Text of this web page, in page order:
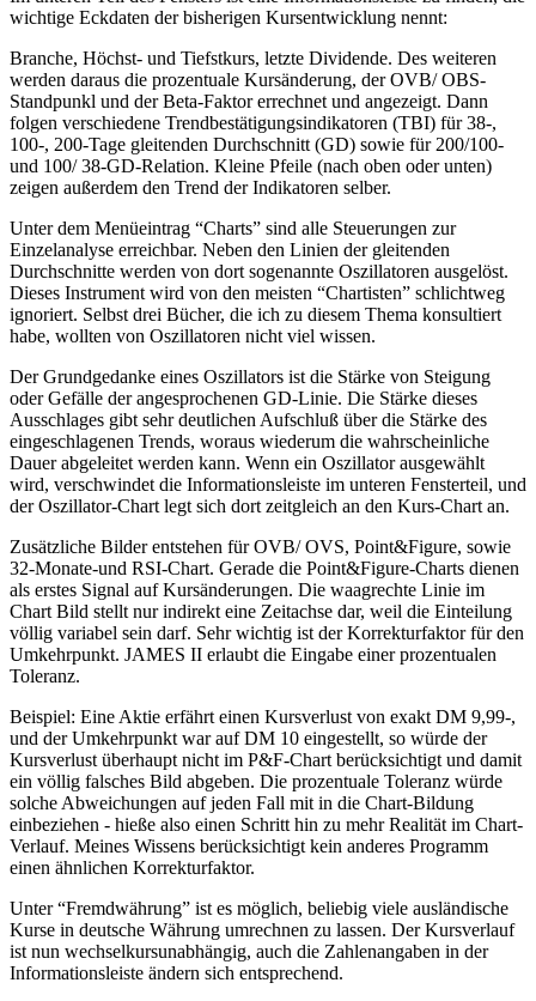
wichtige Eckdaten der bisherigen Kursentwicklung nennt:
Branche, Höchst- und Tiefstkurs, letzte Dividende. Des weiteren
werden daraus die prozentuale Kursänderung, der OVB/ OBS-
Standpunkl und der Beta-Faktor errechnet und angezeigt. Dann
folgen verschiedene Trendbestätigungsindikatoren (TBI) für 38-,
100-, 200-Tage gleitenden Durchschnitt (GD) sowie für 200/100-
und 100/ 38-GD-Relation. Kleine Pfeile (nach oben oder unten)
zeigen außerdem den Trend der Indikatoren selber.
Unter dem Menüeintrag “Charts” sind alle Steuerungen zur
Einzelanalyse erreichbar. Neben den Linien der gleitenden
Durchschnitte werden von dort sogenannte Oszillatoren ausgelöst.
Dieses Instrument wird von den meisten “Chartisten” schlichtweg
ignoriert. Selbst drei Bücher, die ich zu diesem Thema konsultiert
habe, wollten von Oszillatoren nicht viel wissen.
Der Grundgedanke eines Oszillators ist die Stärke von Steigung
oder Gefälle der angesprochenen GD-Linie. Die Stärke dieses
Ausschlages gibt sehr deutlichen Aufschluß über die Stärke des
eingeschlagenen Trends, woraus wiederum die wahrscheinliche
Dauer abgeleitet werden kann. Wenn ein Oszillator ausgewählt
wird, verschwindet die Informationsleiste im unteren Fensterteil, und
der Oszillator-Chart legt sich dort zeitgleich an den Kurs-Chart an.
Zusätzliche Bilder entstehen für OVB/ OVS, Point&Figure, sowie
32-Monate-und RSI-Chart. Gerade die Point&Figure-Charts dienen
als erstes Signal auf Kursänderungen. Die waagrechte Linie im
Chart Bild stellt nur indirekt eine Zeitachse dar, weil die Einteilung
völlig variabel sein darf. Sehr wichtig ist der Korrekturfaktor für den
Umkehrpunkt. JAMES II erlaubt die Eingabe einer prozentualen
Toleranz.
Beispiel: Eine Aktie erfährt einen Kursverlust von exakt DM 9,99-,
und der Umkehrpunkt war auf DM 10 eingestellt, so würde der
Kursverlust überhaupt nicht im P&F-Chart berücksichtigt und damit
ein völlig falsches Bild abgeben. Die prozentuale Toleranz würde
solche Abweichungen auf jeden Fall mit in die Chart-Bildung
einbeziehen - hieße also einen Schritt hin zu mehr Realität im Chart-
Verlauf. Meines Wissens berücksichtigt kein anderes Programm
einen ähnlichen Korrekturfaktor.
Unter “Fremdwährung” ist es möglich, beliebig viele ausländische
Kurse in deutsche Währung umrechnen zu lassen. Der Kursverlauf
ist nun wechselkursunabhängig, auch die Zahlenangaben in der
Informationsleiste ändern sich entsprechend.